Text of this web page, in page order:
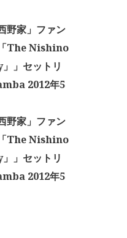
野家」ファン
The Nishino
」セットリ
2012年5
野家」ファン
The Nishino
」セットリ
2012年5